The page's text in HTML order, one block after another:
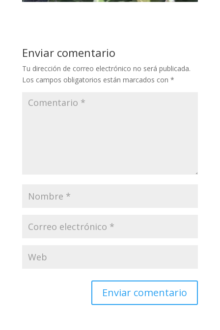
Enviar comentario
Tu dirección de correo electrónico no será publicada.
Los campos obligatorios están marcados con *